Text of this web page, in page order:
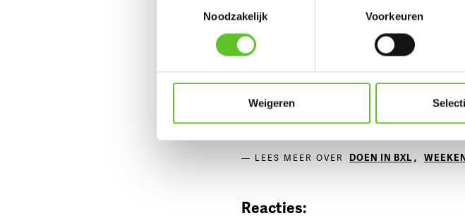
Noodzakelijk
Voorkeuren
Weigeren
© Matse| Stadskriebels 2022
Dat kanvia deze website.
LEES MEER OVER DOEN IN BXL ,
Reacties: